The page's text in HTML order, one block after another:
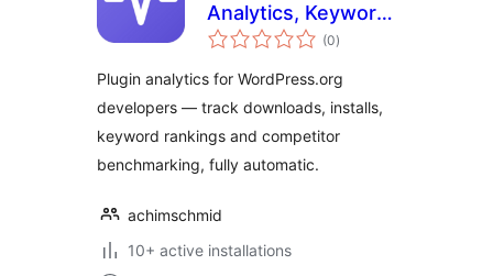
Analytics, Keyword
Tracking &
Monitoring
(0total
ratings
)
Plugin analytics for WordPress.org
developers — track downloads, installs,
keyword rankings and competitor
benchmarking, fully automatic.
achimschmid
10+ active installations